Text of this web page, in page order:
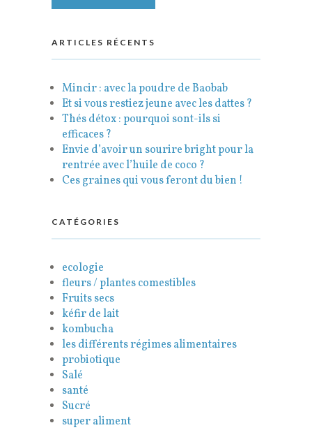
ARTICLES RÉCENTS
Mincir : avec la poudre de Baobab
Et si vous restiez jeune avec les dattes ?
Thés détox : pourquoi sont-ils si
efficaces ?
Envie d’avoir un sourire bright pour la
rentrée avec l’huile de coco ?
Ces graines qui vous feront du bien !
CATÉGORIES
ecologie
fleurs / plantes comestibles
Fruits secs
kéfir de lait
kombucha
les différents régimes alimentaires
probiotique
Salé
santé
Sucré
super aliment